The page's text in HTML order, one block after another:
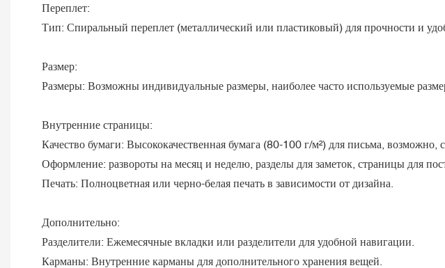
Переплет:
Тип: Спиральный переплет (металлический или пластиковый) для прочности и
Размер:
Размеры: Возможны индивидуальные размеры, наиболее часто используемые
Внутренние страницы:
Качество бумаги: Высококачественная бумага (80-100 г/м²) для письма, возможно,
Оформление: развороты на месяц и неделю, разделы для заметок, страницы для
Печать: Полноцветная или черно-белая печать в зависимости от дизайна.
Дополнительно:
Разделители: Ежемесячные вкладки или разделители для удобной навигации.
Карманы: Внутренние карманы для дополнительного хранения вещей.